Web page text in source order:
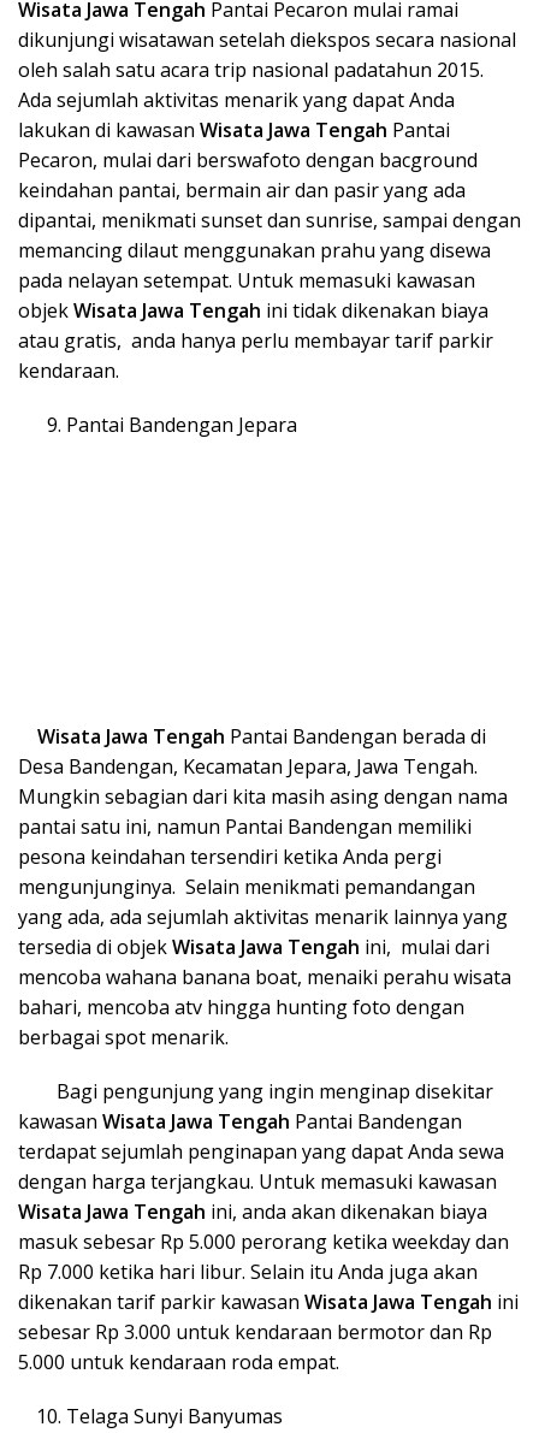
Wisata Jawa Tengah Pantai Pecaron mulai ramai
dikunjungi wisatawan setelah diekspos secara nasional
oleh salah satu acara trip nasional padatahun 2015.
Ada sejumlah aktivitas menarik yang dapat Anda
lakukan di kawasan Wisata Jawa Tengah Pantai
Pecaron, mulai dari berswafoto dengan bacground
keindahan pantai, bermain air dan pasir yang ada
dipantai, menikmati sunset dan sunrise, sampai dengan
memancing dilaut menggunakan prahu yang disewa
pada nelayan setempat. Untuk memasuki kawasan
objekWisata Jawa Tengah ini tidak dikenakan biaya
atau gratis, anda hanya perlu membayar tarif parkir
kendaraan.
Pantai Bandengan Jepara
Wisata Jawa Tengah Pantai Bandengan berada di
Desa Bandengan, Kecamatan Jepara, Jawa Tengah.
Mungkin sebagian dari kita masih asing dengan nama
pantai satu ini, namun Pantai Bandengan memiliki
pesona keindahan tersendiri ketika Anda pergi
mengunjunginya. Selain menikmati pemandangan
yang ada, ada sejumlah aktivitas menarik lainnya yang
tersedia di objekWisata Jawa Tengah ini, mulai dari
mencoba wahana banana boat, menaiki perahu wisata
bahari, mencoba atv hingga hunting foto dengan
berbagai spot menarik.
Bagi pengunjung yang ingin menginap disekitar
kawasan Wisata Jawa Tengah Pantai Bandengan
terdapat sejumlah penginapan yang dapat Anda sewa
dengan harga terjangkau. Untuk memasuki kawasan
Wisata Jawa Tengah ini, anda akan dikenakan biaya
masuk sebesar Rp 5.000 perorang ketika weekday dan
Rp 7.000 ketika hari libur. Selain itu Anda juga akan
dikenakan tarif parkir kawasan Wisata Jawa Tengah ini
sebesar Rp 3.000 untuk kendaraan bermotor dan Rp
5.000 untuk kendaraan roda empat.
Telaga Sunyi Banyumas